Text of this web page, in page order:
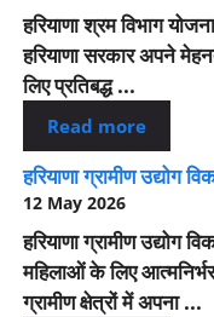
हरियाणा श्रम विभाग
हरियाणा सरकार अपने
लिए प्रतिबद्ध ...
Read more
हरियाणा ग्रामीण उद्योग
12 May 2026
हरियाणा ग्रामीण उद्योग
महिलाओं के लिए
ग्रामीण क्षेत्रों में अपना ...